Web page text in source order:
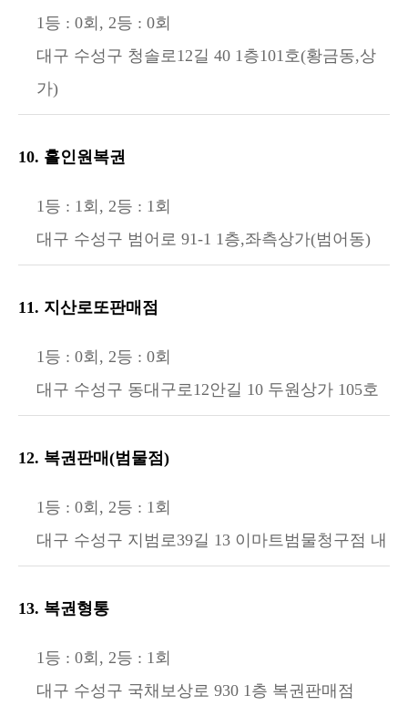
1등 : 0회, 2등 : 0회
대구 수성구 청솔로12길 40 1층101호(황금동,상
가)
10. 홀인원복권
1등 : 1회, 2등 : 1회
대구 수성구 범어로 91-1 1층,좌측상가(범어동)
11. 지산로또판매점
1등 : 0회, 2등 : 0회
대구 수성구 동대구로12안길 10 두원상가 105호
12. 복권판매(범물점)
1등 : 0회, 2등 : 1회
대구 수성구 지범로39길 13 이마트범물청구점 내
13. 복권형통
1등 : 0회, 2등 : 1회
대구 수성구 국채보상로 930 1층 복권판매점